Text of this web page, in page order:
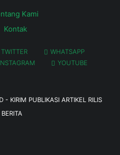
Kami
Kontak
TWITTER
WHATSAPP
YOUTUBE
- KIRIM PUBLIKASI ARTIKEL RILIS
BERITA